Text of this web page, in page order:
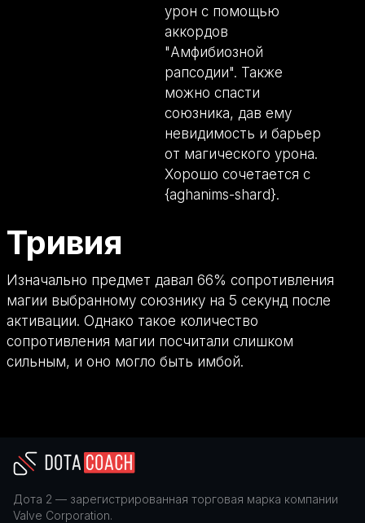
урон с помощью
аккордов
"Амфибиозной
рапсодии". Также
можно спасти
союзника, дав ему
невидимость и барьер
от магического урона.
Хорошо сочетается с
{aghanims-shard}.
Тривия
Изначально предмет давал 66% сопротивления
магии выбранному союзнику на 5 секунд после
активации. Однако такое количество
сопротивления магии посчитали слишком
сильным, и оно могло быть имбой.
Дота 2 — зарегистрированная торговая марка компании
Valve Corporation.